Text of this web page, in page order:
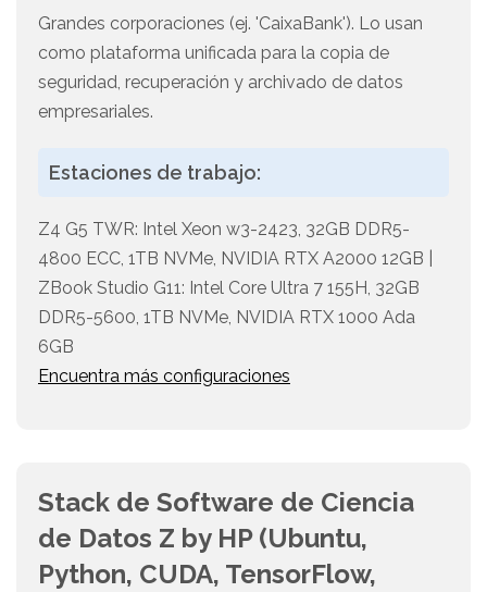
Grandes corporaciones (ej. 'CaixaBank'). Lo usan
como plataforma unificada para la copia de
seguridad, recuperación y archivado de datos
empresariales.
Estaciones de trabajo:
Z4 G5 TWR: Intel Xeon w3-2423, 32GB DDR5-
4800 ECC, 1TB NVMe, NVIDIA RTX A2000 12GB |
ZBook Studio G11: Intel Core Ultra 7 155H, 32GB
DDR5-5600, 1TB NVMe, NVIDIA RTX 1000 Ada
6GB
Encuentra más configuraciones
Stack de Software de Ciencia
de Datos Z by HP (Ubuntu,
Python, CUDA, TensorFlow,